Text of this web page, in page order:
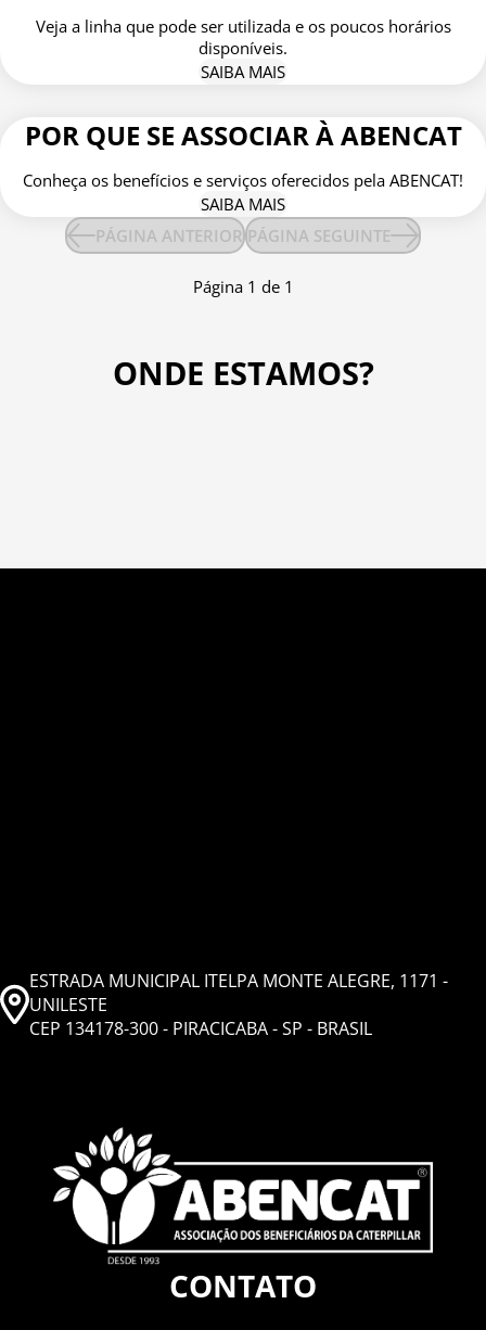
Veja a linha que pode ser utilizada e os poucos horários
disponíveis.
SAIBA MAIS
POR QUE SE ASSOCIAR À ABENCAT
Conheça os benefícios e serviços oferecidos pela ABENCAT!
SAIBA MAIS
PÁGINA ANTERIOR PÁGINA SEGUINTE
Página 1 de 1
ONDE ESTAMOS?
ESTRADA MUNICIPAL ITELPA MONTE ALEGRE, 1171 -
UNILESTE
CEP 134178-300 - PIRACICABA - SP - BRASIL
CONTATO